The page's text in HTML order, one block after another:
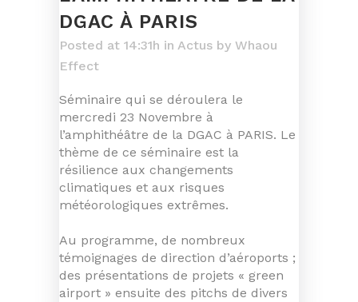
DGAC À PARIS
Posted at 14:31h in Actus by Whaou
Effect
Séminaire qui se déroulera le
mercredi 23 Novembre à
l’amphithéâtre de la DGAC à PARIS. Le
thème de ce séminaire est la
résilience aux changements
climatiques et aux risques
météorologiques extrêmes.
Au programme, de nombreux
témoignages de direction d’aéroports ;
des présentations de projets « green
airport » ensuite des pitchs de divers